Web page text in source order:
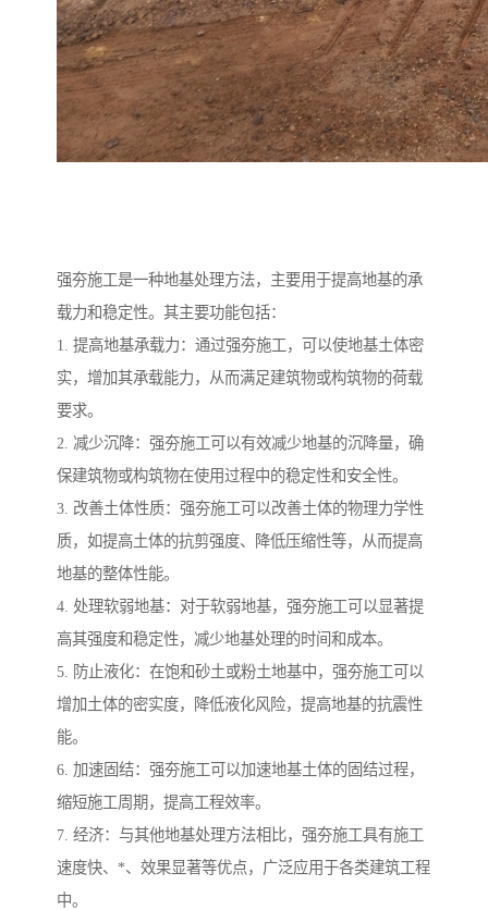
强夯施工是一种地基处理方法，主要用于提高地基的承
载力和稳定性。其主要功能包括：
1. 提高地基承载力：通过强夯施工，可以使地基土体密
实，增加其承载能力，从而满足建筑物或构筑物的荷载
要求。
2. 减少沉降：强夯施工可以有效减少地基的沉降量，确
保建筑物或构筑物在使用过程中的稳定性和安全性。
3. 改善土体性质：强夯施工可以改善土体的物理力学性
质，如提高土体的抗剪强度、降低压缩性等，从而提高
地基的整体性能。
4. 处理软弱地基：对于软弱地基，强夯施工可以显著提
高其强度和稳定性，减少地基处理的时间和成本。
5. 防止液化：在饱和砂土或粉土地基中，强夯施工可以
增加土体的密实度，降低液化风险，提高地基的抗震性
能。
6. 加速固结：强夯施工可以加速地基土体的固结过程，
缩短施工周期，提高工程效率。
7. 经济：与其他地基处理方法相比，强夯施工具有施工
速度快、*、效果显著等优点，广泛应用于各类建筑工程
中。